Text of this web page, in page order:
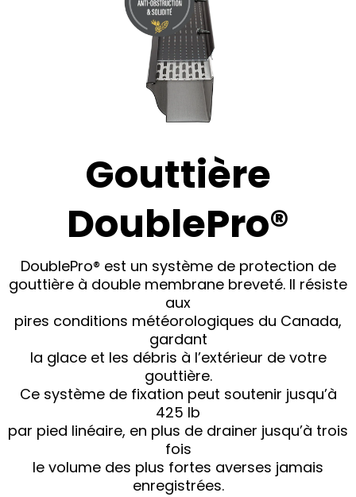
Gouttière
DoublePro®
DoublePro® est un système de protection de
gouttière à double membrane breveté. Il résiste
aux
pires conditions météorologiques du Canada,
gardant
la glace et les débris à l’extérieur de votre
gouttière.
Ce système de fixation peut soutenir jusqu’à
425 lb
par pied linéaire, en plus de drainer jusqu’à trois
fois
le volume des plus fortes averses jamais
enregistrées.